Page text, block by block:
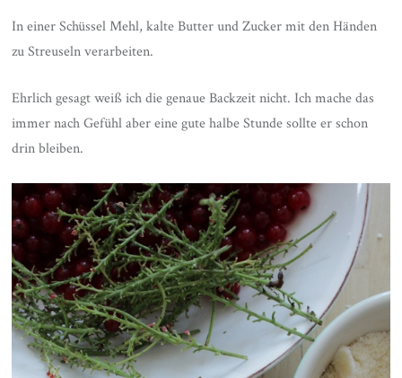
In einer Schüssel Mehl, kalte Butter und Zucker mit den Händen
zu Streuseln verarbeiten.
Ehrlich gesagt weiß ich die genaue Backzeit nicht. Ich mache das
immer nach Gefühl aber eine gute halbe Stunde sollte er schon
drin bleiben.